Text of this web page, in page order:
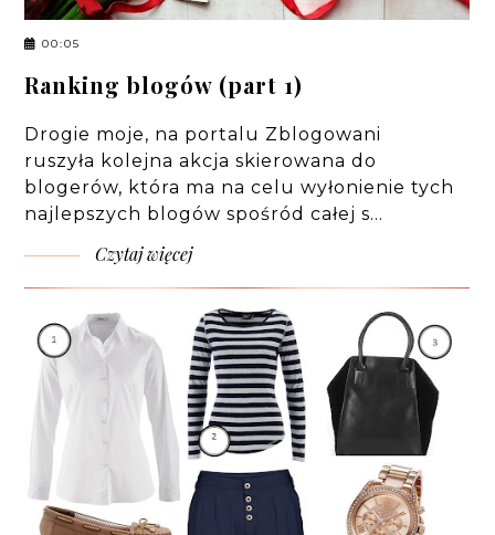
00:05
Ranking blogów (part 1)
Drogie moje, na portalu Zblogowani
ruszyła kolejna akcja skierowana do
blogerów, która ma na celu wyłonienie tych
najlepszych blogów spośród całej s…
Czytaj więcej